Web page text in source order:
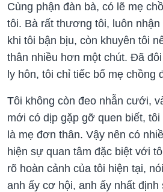
Cùng phận đàn bà, có lẽ mẹ
tôi. Bà rất thương tôi, luôn nhận
khi tôi bận bịu, còn khuyên tôi
thân nhiều hơn một chút. Đã
ly hôn, tôi chỉ tiếc bố mẹ chồng
Tôi không còn đeo nhẫn cưới,
mới có dịp gặp gỡ quen biết,
là mẹ đơn thân. Vậy nên có
hiện sự quan tâm đặc biệt với
rõ hoàn cảnh của tôi hiện tại,
anh ấy cơ hội, anh ấy nhất định